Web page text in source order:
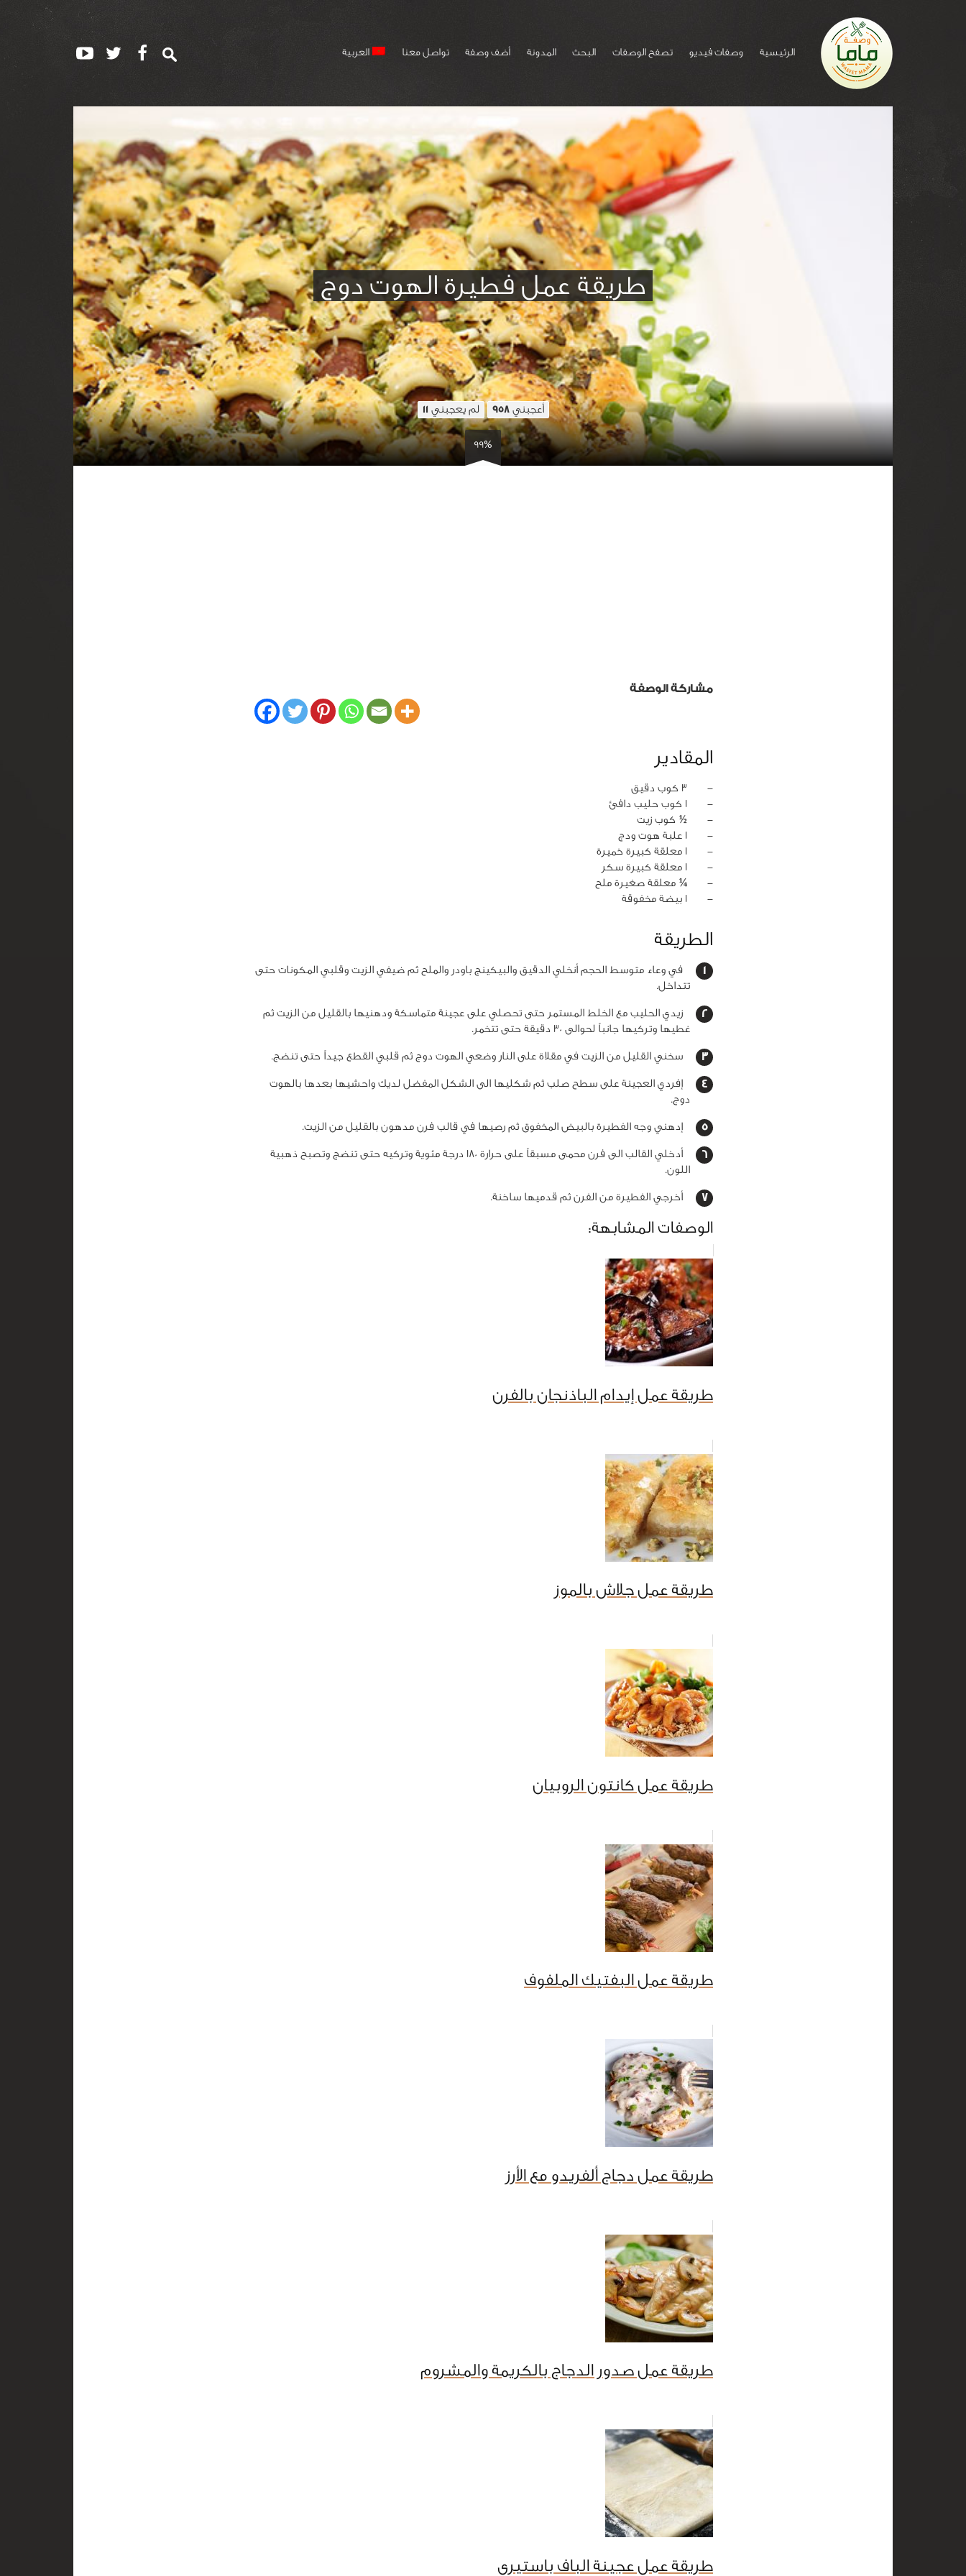
الرئيسية وصفات فيديو تصفح الوصفات البحث المدونة أضف وصفة تواصل معنا العربية
طريقة عمل فطيرة الهوت دوج
أعجبني958 لم يعجبني 11
99%
مشاركة الوصفة
المقادير
‏-
3 كوب دقيق
‏-
1 كوب حليب دافئ
‏-
½ كوب زيت
‏-
1 علبة هوت ودج
‏-
1 معلقة كبيرة خميرة
‏-
1 معلقة كبيرة سكر
‏-
¼ معلقة صغيرة ملح
‏-
1 بيضة مخفوقة
الطريقة
في وعاء متوسط الحجم أنخلي الدقيق والبيكينج باودر والملح ثم ضيفي الزيت وقلبي المكونات حتى
تتداخل.
زيدي الحليب مع الخلط المستمر حتى تحصلي على عجينة متماسكة ودهنيها بالقليل من الزيت ثم
غطيها وتركيها جانباً لحوالى 30 دقيقة حتى تتخمر.
سخني القليل من الزيت في مقلاة على النار وضعي الهوت دوج ثم قلبي القطع جيداً حتى تنضج.
إفردي العجينة على سطح صلب ثم شكليها الى الشكل المفضل لديك واحشيها بعدها بالهوت
دوج.
إدهني وجه الفطيرة بالبيض المخفوق ثم رصيها في قالب فرن مدهون بالقليل من الزيت.
أدخلي القالب الى فرن محمى مسبقاً على حرارة 180 درجة مئوية وتركيه حتى تنضج وتصبح ذهبية
اللون.
أخرجي الفطيرة من الفرن ثم قدميها ساخنة.
الوصفات المشابهة:
طريقة عمل إيدام الباذنجان بالفرن
طريقة عمل جلاش بالموز
طريقة عمل كانتون الروبيان
طريقة عمل البفتيك الملفوف
طريقة عمل دجاج ألفريدو مع الأرز
طريقة عمل صدور الدجاج بالكريمة والمشروم
طريقة عمل عجينة الباف باستيرى